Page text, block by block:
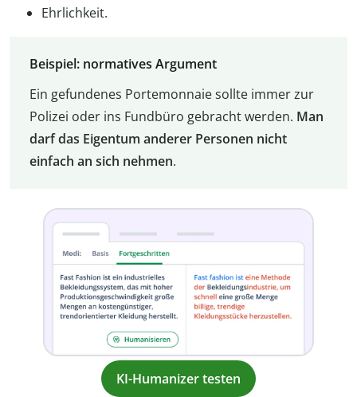
Ehrlichkeit.
Beispiel: normatives Argument
Ein gefundenes Portemonnaie sollte immer zur
Polizei oder ins Fundbüro gebracht werden. Man
darf das Eigentum anderer Personen nicht
einfach an sich nehmen.
KI-Humanizer testen